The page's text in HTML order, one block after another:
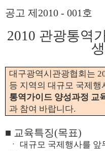
공고 제2010 - 001호
2010 관광통역
대구광역시관광협회는
등 지역의 대규모 국제
통역가이드 양성과정 교
과 참여 바랍니다.
■ 교육특징(목표)
ㆍ 대규모 국제행사를